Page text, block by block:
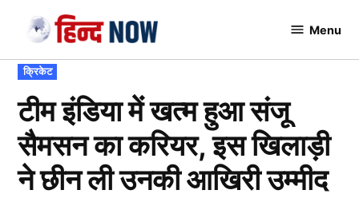
content
Menu
POSTED
IN
क्रिकेट
टीम इंडिया में खत्म हुआ संजू
सैमसन का करियर, इस खिलाड़ी
ने छीन ली उनकी आखिरी उम्मीद